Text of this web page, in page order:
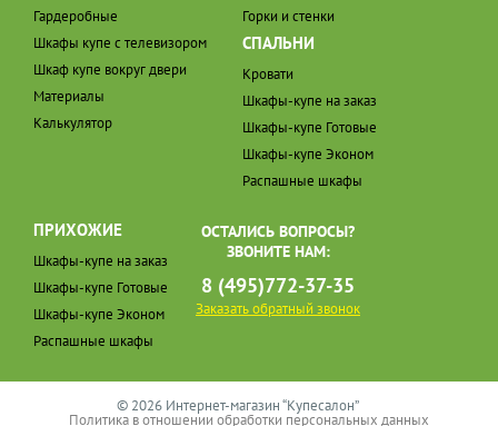
Гардеробные
Шкафы купе с телевизором
Шкаф купе вокруг двери
Материалы
Калькулятор
Горки и стенки
СПАЛЬНИ
Кровати
Шкафы-купе на заказ
Шкафы-купе Готовые
Шкафы-купе Эконом
Распашные шкафы
ПРИХОЖИЕ
Шкафы-купе на заказ
Шкафы-купе Готовые
Шкафы-купе Эконом
Распашные шкафы
ОСТАЛИСЬ ВОПРОСЫ?
ЗВОНИТЕ НАМ:
8 (495)772-37-35
Заказать обратный звонок
© 2026 Интернет-магазин “Купесалон”
Политика в отношении обработки персональных данных